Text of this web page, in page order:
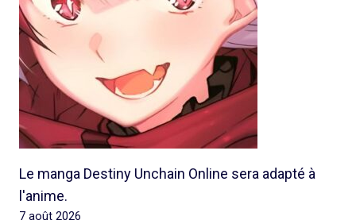
Le manga Destiny Unchain Online sera adapté à
l'anime.
7 août 2026